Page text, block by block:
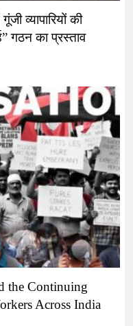
व्यापारियों की
गठन का प्रस्ताव
the Continuing
Across India